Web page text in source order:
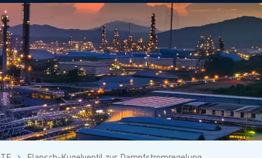
español
Deutsch
العربية
русский
français
português